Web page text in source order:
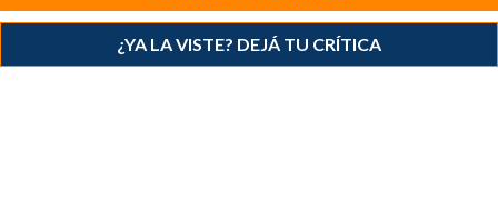
¿YA LA VISTE? DEJÁ TU CRÍTICA